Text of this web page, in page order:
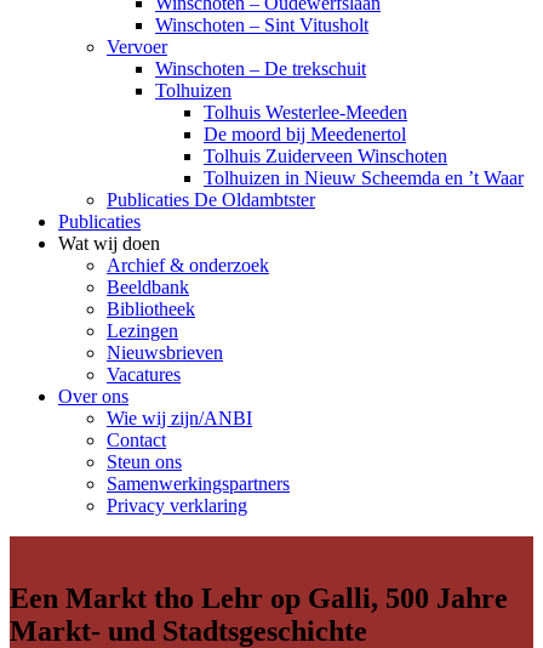
Winschoten – Sint Vitusholt
Vervoer
Winschoten – De trekschuit
Tolhuizen
Tolhuis Westerlee-Meeden
De moord bij Meedenertol
Tolhuis Zuiderveen Winschoten
Tolhuizen in Nieuw Scheemda en ’t Waar
Publicaties De Oldambtster
Publicaties
Wat wij doen
Archief & onderzoek
Beeldbank
Bibliotheek
Lezingen
Nieuwsbrieven
Vacatures
Over ons
Wie wij zijn/ANBI
Contact
Steun ons
Samenwerkingspartners
Privacy verklaring
Een Markt tho Lehr op Galli, 500 Jahre
Markt- und Stadtsgeschichte